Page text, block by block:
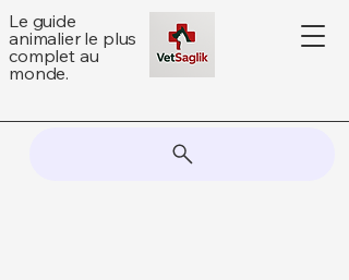
Le guide
animalier le plus
complet au
monde.